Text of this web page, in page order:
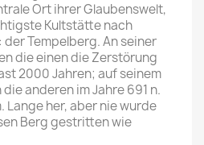
Ort ihrer Glaubenswelt,
Kultstätte nach
der Tempelberg. An seiner
die einen die Zerstörung
2000 Jahren; auf seinem
anderen im Jahre 691 n.
Lange her, aber nie wurde
Berg gestritten wie